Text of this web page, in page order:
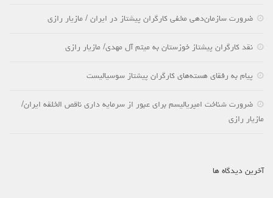
ضرورت سازمان‌دهی مخفی کارگران پیشتاز در ایران / مازیار رازی
نقد کارگران پیشتاز خوزستان به میثم آل مهدی/ مازیار رازی
پیام به رفقای هسته‌های کارگران پیشتاز سوسیالیست
ضرورت شناخت امپریالیسم برای عبور از سرمایه داری ناقص الخلقه ایران/
مازیار رازی
آخرین دیدگاه ها